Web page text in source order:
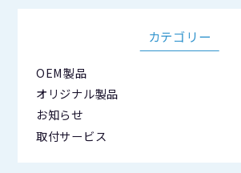
カテゴリー
OEM製品
オリジナル製品
お知らせ
取付サービス